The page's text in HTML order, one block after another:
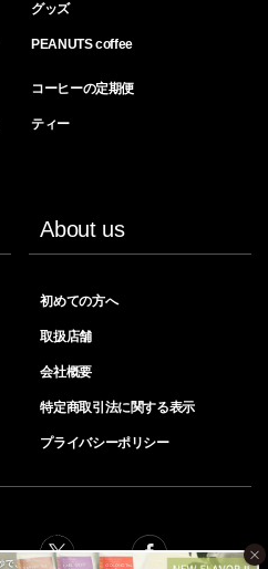
×
グッズ
PEANUTS coffee
コーヒーの定期便
ティー
About us
初めての方へ
取扱店舗
会社概要
特定商取引法に関する表示
プライバシーポリシー